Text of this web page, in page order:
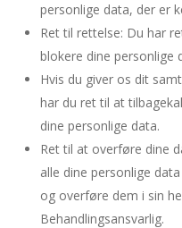
personlige data, der er
Ret til rettelse: Du har
blokere dine personlige
Hvis du giver os dit
har du ret til at
dine personlige data.
Ret til at overføre dine
alle dine personlige
og overføre dem i sin
Behandlingsansvarlig.